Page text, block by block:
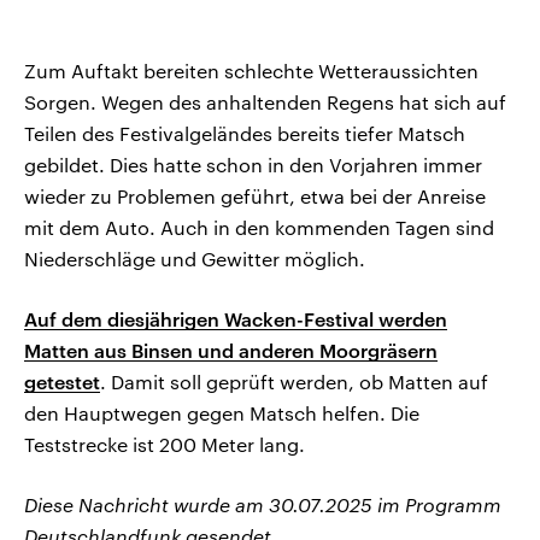
Zum Auftakt bereiten schlechte Wetteraussichten
Sorgen. Wegen des anhaltenden Regens hat sich auf
Teilen des Festivalgeländes bereits tiefer Matsch
gebildet. Dies hatte schon in den Vorjahren immer
wieder zu Problemen geführt, etwa bei der Anreise
mit dem Auto. Auch in den kommenden Tagen sind
Niederschläge und Gewitter möglich.
Auf dem diesjährigen Wacken-Festival werden
Matten aus Binsen und anderen Moorgräsern
getestet. Damit soll geprüft werden, ob Matten auf
den Hauptwegen gegen Matsch helfen. Die
Teststrecke ist 200 Meter lang.
Diese Nachricht wurde am 30.07.2025 im Programm